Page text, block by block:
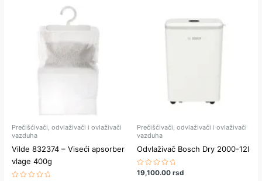
Prečišćivači, odvlaživači i ovlaživači
vazduha
Vilde 832374 – Viseći apsorber
vlage 400g
Prečišćivači, odvlaživači i ovlaživači
vazduha
Odvlaživač Bosch Dry 2000-12l
Ocenjeno
sa
19,100.00 rsd